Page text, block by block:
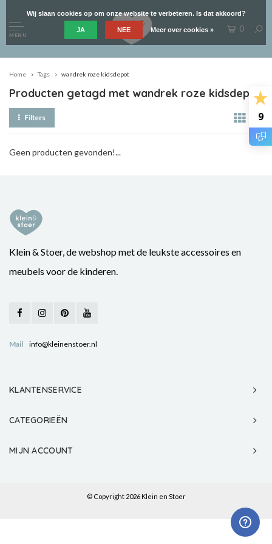
9
MENU
0
Home Tags wandrek roze kidsdepot
Producten getagd met wandrek roze kidsdepot
Filters
Geen producten gevonden!...
Klein & Stoer, de webshop met de leukste accessoires en
meubels voor de kinderen.
Mail info@kleinenstoer.nl
KLANTENSERVICE
CATEGORIEËN
MIJN ACCOUNT
© Copyright 2026 Klein en Stoer
Wij slaan cookies op om onze website te verbeteren. Is dat akkoord?
JA NEE Meer over cookies »